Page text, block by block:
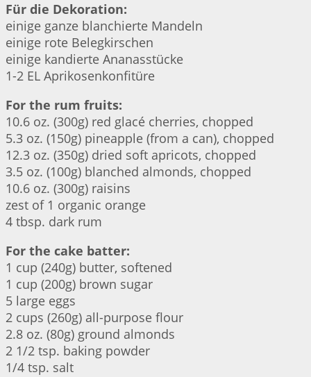
Für die Dekoration:
einige ganze blanchierte Mandeln
einige rote Belegkirschen
einige kandierte Ananasstücke
1-2 EL Aprikosenkonfitüre
For the rum fruits:
10.6 oz. (300g) red glacé cherries, chopped
5.3 oz. (150g) pineapple (from a can), chopped
12.3 oz. (350g) dried soft apricots, chopped
3.5 oz. (100g) blanched almonds, chopped
10.6 oz. (300g) raisins
zest of 1 organic orange
4 tbsp. dark rum
For the cake batter:
1 cup (240g) butter, softened
1 cup (200g) brown sugar
5 large eggs
2 cups (260g) all-purpose flour
2.8 oz. (80g) ground almonds
2 1/2 tsp. baking powder
1/4 tsp. salt